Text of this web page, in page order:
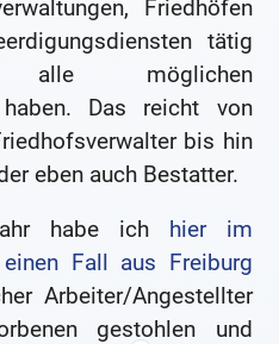
Friedhöfen
tätig
möglichen
haben. Das reicht von
bis hin
eben auch Bestatter.
habe ich hier im
Fall aus Freiburg
Arbeiter/Angestellter
gestohlen und